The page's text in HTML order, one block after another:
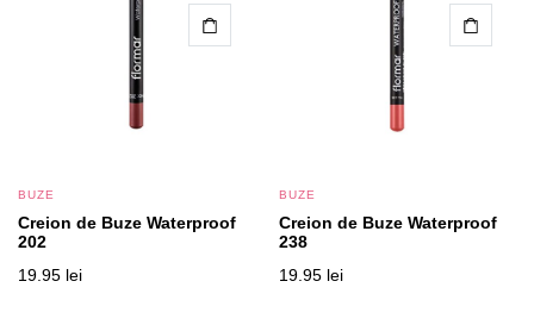
BUZE
Creion de Buze Waterproof
202
19.95 lei
BUZE
Creion de Buze Waterproof
238
19.95 lei